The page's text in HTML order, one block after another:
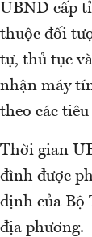
UBND cấp
thuộc đối
tự, thủ tục
nhận máy
theo các
Thời gian
đình được
định của Bộ
địa phương.